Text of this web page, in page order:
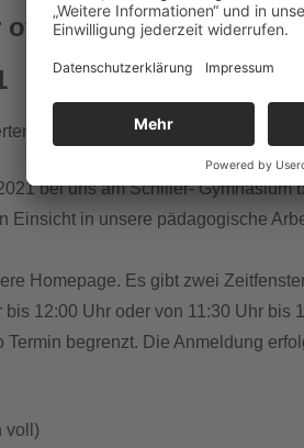
Tür des
Klassen und der
bei uns am Schiller- Gymnasium
Einsicht in unsere pädagogische
Homepage. Es gibt zwei
12:00 Uhr oder von 11:30 Uhr bis
begrenzt. Die Anmeldung
voll)